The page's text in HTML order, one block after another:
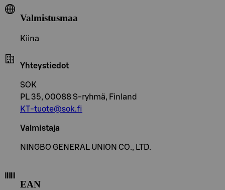
Valmistusmaa
Kiina
Yhteystiedot
SOK
PL 35, 00088 S-ryhmä, Finland
KT-tuote@sok.fi
Valmistaja
NINGBO GENERAL UNION CO., LTD.
EAN